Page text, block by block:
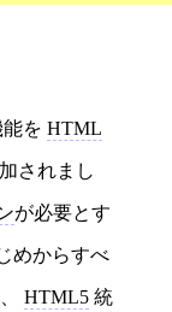
を HTML
されまし
が必要とす
めからすべ
HTML5 統